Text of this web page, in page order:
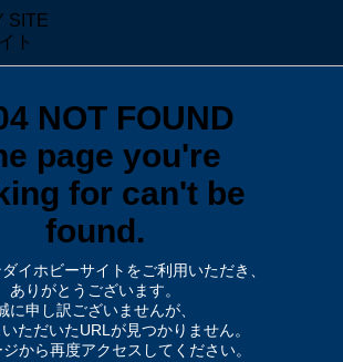
イホビーサイトをご利用いただき、
ありがとうございます。
に申し訳ございませんが、
ただいたURLが見つかりません。
から再度アクセスしてください。